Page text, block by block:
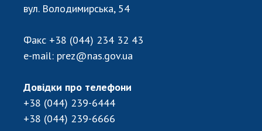
Відкрита наука в НАН України
Робота з молоддю
МІЖНАРОДНЕ СПІВРОБІТНИЦТВО
Членство в міжнародних організаціях
Міжнародні угоди
вул. Володимирська, 54
Факс +38 (044) 234 32 43
e-mail: prez@nas.gov.ua
Довідки про телефони
+38 (044) 239-6444
+38 (044) 239-6666